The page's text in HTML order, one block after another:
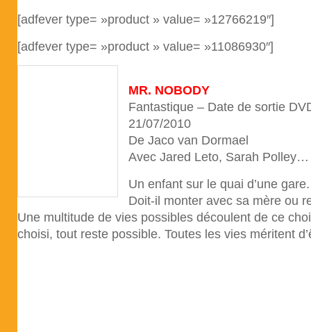
[adfever type= »product » value= »12766219″]
[adfever type= »product » value= »11086930″]
MR. NOBODY
Fantastique – Date de sortie
21/07/2010
De Jaco van Dormael
Avec Jared Leto, Sarah Polley…
Un enfant sur le quai d’une
Doit-il monter avec sa mère ou
Une multitude de vies possibles découlent de ce
choisi, tout reste possible. Toutes les vies méritent